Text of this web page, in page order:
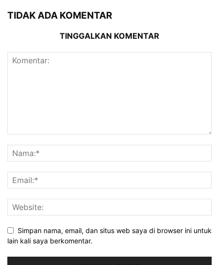
TIDAK ADA KOMENTAR
TINGGALKAN KOMENTAR
Simpan nama, email, dan situs web saya di browser ini untuk
lain kali saya berkomentar.